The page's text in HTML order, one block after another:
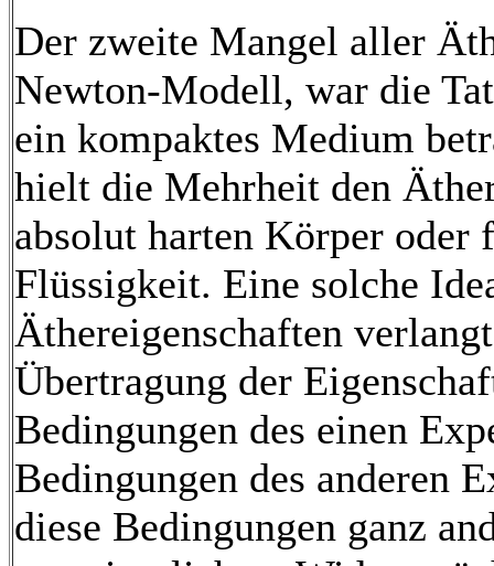
Der zweite Mangel aller
Newton-Modell, war die
ein kompaktes Medium
hielt die Mehrheit den
absolut harten Körper oder
Flüssigkeit. Eine solche
Äthereigenschaften
Übertragung der
Bedingungen des einen
Bedingungen des anderen
diese Bedingungen ganz